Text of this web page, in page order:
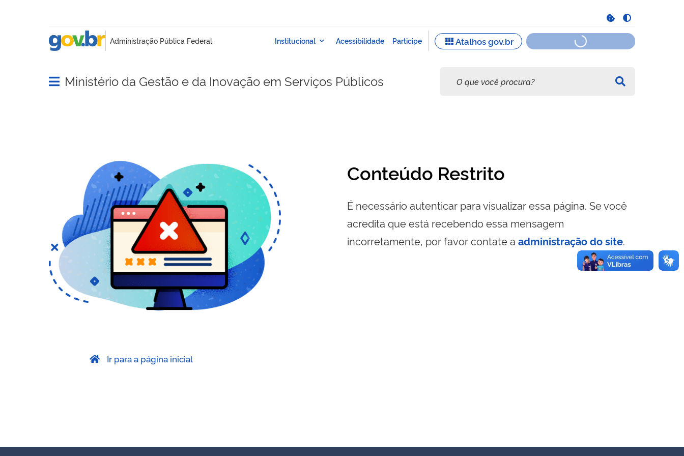
Abrir menu principal de navegação
Ministério da Gestão e da Inovação em Serviços Públicos
Conteúdo Restrito
É necessário autenticar para visualizar essa página. Se você
acredita que está recebendo essa mensagem
incorretamente, por favor contate a administração do site.
Ir para a página inicial